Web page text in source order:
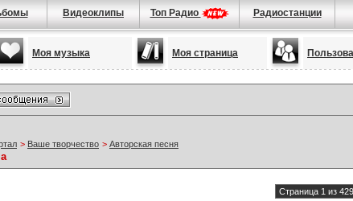
Видеоклипы Топ Радио Радиостанции
Моя музыка Моя страница
> Ваше творчество > Авторская песня
Страница 1 из 429